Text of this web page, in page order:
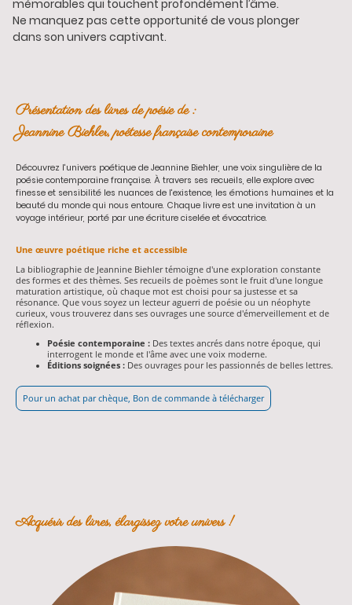
mémorables qui touchent profondément l’âme.
Ne manquez pas cette opportunité de vous plonger
dans son univers captivant.
Présentation des livres de poésie de :
Jeannine Biehler, poétesse française contemporaine
Découvrez l'univers poétique de Jeannine Biehler, une voix singulière de la
poésie contemporaine française. À travers ses recueils, elle explore avec
finesse et sensibilité les nuances de l'existence, les émotions humaines et la
beauté du monde qui nous entoure. Chaque livre est une invitation à un
voyage intérieur, porté par une écriture ciselée et évocatrice.
Une œuvre poétique riche et accessible
La bibliographie de Jeannine Biehler témoigne d'une exploration constante
des formes et des thèmes. Ses recueils de poèmes sont le fruit d'une longue
maturation artistique, où chaque mot est choisi pour sa justesse et sa
résonance. Que vous soyez un lecteur aguerri de poésie ou un néophyte
curieux, vous trouverez dans ses ouvrages une source d'émerveillement et de
réflexion.
Poésie contemporaine : Des textes ancrés dans notre époque, qui
interrogent le monde et l'âme avec une voix moderne.
Éditions soignées : Des ouvrages pour les passionnés de belles lettres.
Pour un achat par chèque, Bon de commande à télécharger
Acquérir des livres, élargissez votre univers !